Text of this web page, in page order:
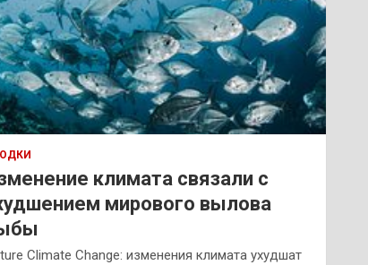
климата связали с
мирового вылова
Climate Change: изменения климата ухудшат